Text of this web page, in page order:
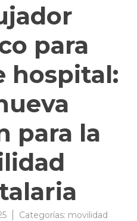
para
hospital:
para la
Categorías: movilidad